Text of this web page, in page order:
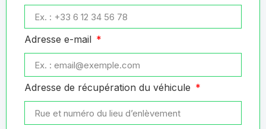
Adresse e-mail
Adresse de récupération du véhicule